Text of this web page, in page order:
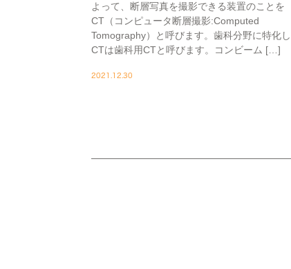
よって、断層写真を撮影できる装置のことを
CT（コンピュータ断層撮影:Computed
Tomography）と呼びます。歯科分野に特化
CTは歯科用CTと呼びます。コンビーム […]
2021.12.30